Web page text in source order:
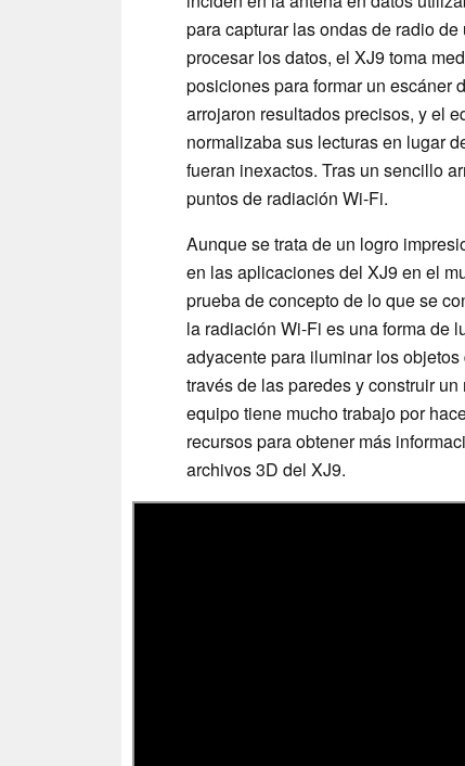
para capturar las ondas de radio
procesar los datos, el XJ9 toma
posiciones para formar un escáner
arrojaron resultados precisos, y el
normalizaba sus lecturas en lugar
fueran inexactos. Tras un sencillo
puntos de radiación Wi-Fi.
Aunque se trata de un logro
en las aplicaciones del XJ9 en el
prueba de concepto de lo que se
la radiación Wi-Fi es una forma de
adyacente para iluminar los
través de las paredes y construir
equipo tiene mucho trabajo por
recursos para obtener más
archivos 3D del XJ9.